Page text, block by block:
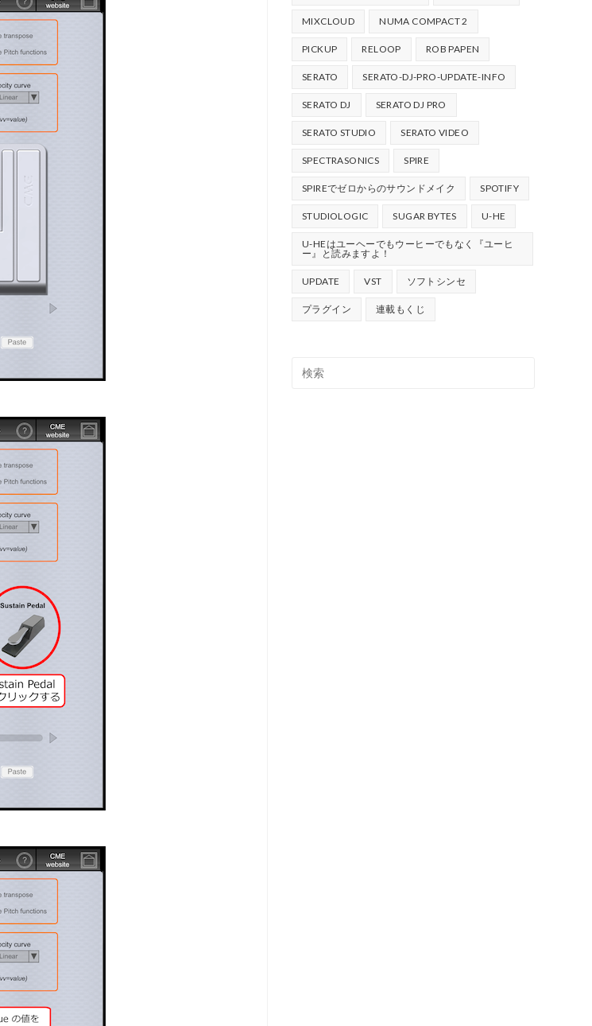
MIXCLOUD NUMA COMPACT 2
PICKUP RELOOP ROB PAPEN
SERATO SERATO-DJ-PRO-UPDATE-INFO
SERATO DJ SERATO DJ PRO
SERATO STUDIO SERATO VIDEO
SPECTRASONICS SPIRE
SPIREでゼロからのサウンドメイク SPOTIFY
STUDIOLOGIC SUGAR BYTES U-HE
U-HEはユーヘーでもウーヒーでもなく『ユーヒ
ー』と読みますよ！
UPDATE VST ソフトシンセ
プラグイン 連載もくじ